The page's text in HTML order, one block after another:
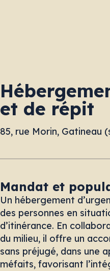
et de répit
85, rue Morin, Gatineau
Mandat et
Un hébergement
des personnes en
d’itinérance. En
du milieu, il offre un
sans préjugé, dans une
méfaits, favorisant